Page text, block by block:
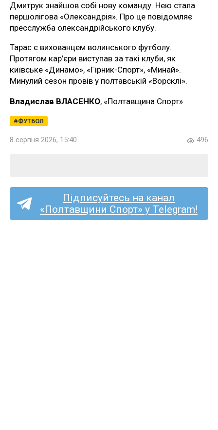
Дмитрук знайшов собі нову команду. Нею стала
першолігова «Олександрія». Про це повідомляє
пресслужба олександрійського клубу.
Тарас є вихованцем волинського футболу.
Протягом кар’єри виступав за такі клуби, як
київське «Динамо», «Гірник-Спорт», «Минай».
Минулий сезон провів у полтавській «Ворсклі».
Владислав ВЛАСЕНКО, «Полтавщина Спорт»
ФУТБОЛ
8 серпня 2026, 15:40 496
Підписуйтесь на канал
«Полтавщини Спорт» у Telegram!